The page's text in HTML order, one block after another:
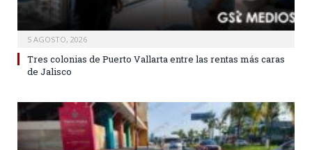
5 AGOSTO, 2026
Tres colonias de Puerto Vallarta entre las rentas más caras
de Jalisco